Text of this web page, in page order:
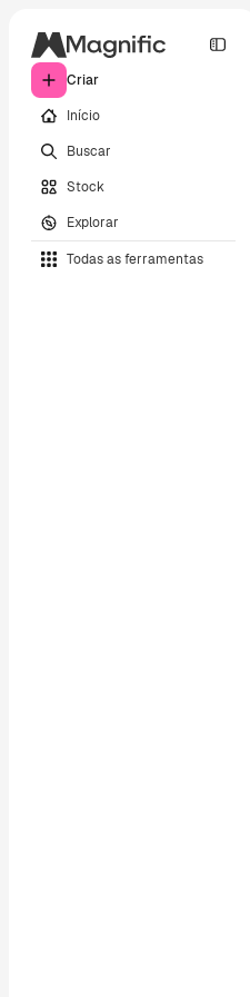
Criar
Início
Buscar
Stock
Explorar
Todas as ferramentas